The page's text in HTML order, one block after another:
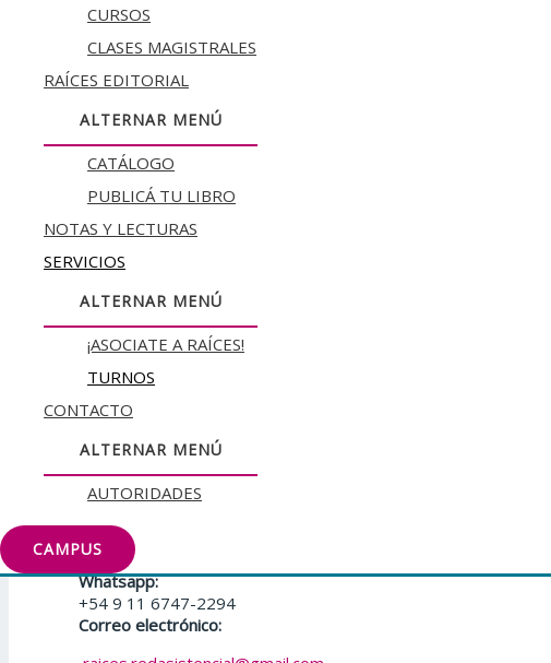
CURSOS
CLASES MAGISTRALES
RAÍCES EDITORIAL
ALTERNAR MENÚ
CATÁLOGO
PUBLICÁ TU LIBRO
NOTAS Y LECTURAS
SERVICIOS
ALTERNAR MENÚ
¡ASOCIATE A RAÍCES!
TURNOS
CONTACTO
ALTERNAR MENÚ
AUTORIDADES
CAMPUS
Dispositivos de Admisión y orientación, Tratamiento psicológico (bebés –
Solicitar entrevista con Admisor/a:
Actividades Academicas
VIDEOCONFERENCIAS
CLASES MAGISTRALES
CATÁLOGO
¡ASOCIATE!
Datos de Contacto
Whatsapp:
+54 9 11 6747-2294
Correo electrónico: